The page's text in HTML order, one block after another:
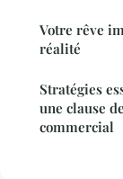
Votre rêve
réalité
Stratégies
une clause
commercial